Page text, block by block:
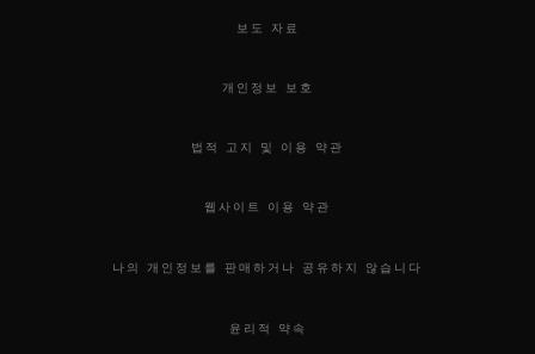
보도 자료
개인정보 보호
법적 고지 및 이용 약관
웹사이트 이용 약관
나의 개인정보를 판매하거나 공유하지 않습니다
윤리적 약속